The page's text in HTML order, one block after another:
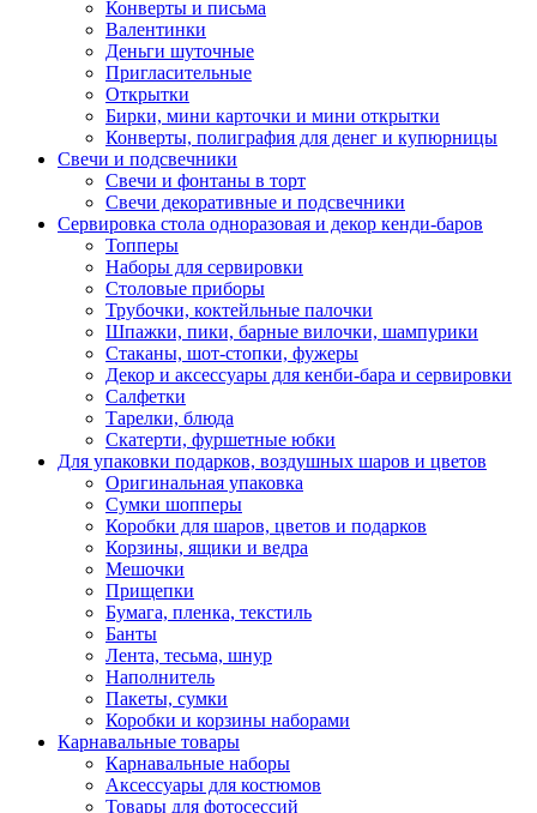
Конверты и письма
Валентинки
Деньги шуточные
Пригласительные
Открытки
Бирки, мини карточки и мини открытки
Конверты, полиграфия для денег и купюрницы
Свечи и подсвечники
Свечи и фонтаны в торт
Свечи декоративные и подсвечники
Сервировка стола одноразовая и декор кенди-баров
Топперы
Наборы для сервировки
Столовые приборы
Трубочки, коктейльные палочки
Шпажки, пики, барные вилочки, шампурики
Стаканы, шот-стопки, фужеры
Декор и аксессуары для кенби-бара и сервировки
Салфетки
Тарелки, блюда
Скатерти, фуршетные юбки
Для упаковки подарков, воздушных шаров и цветов
Оригинальная упаковка
Сумки шопперы
Коробки для шаров, цветов и подарков
Корзины, ящики и ведра
Мешочки
Прищепки
Бумага, пленка, текстиль
Банты
Лента, тесьма, шнур
Наполнитель
Пакеты, сумки
Коробки и корзины наборами
Карнавальные товары
Карнавальные наборы
Аксессуары для костюмов
Товары для фотосессий